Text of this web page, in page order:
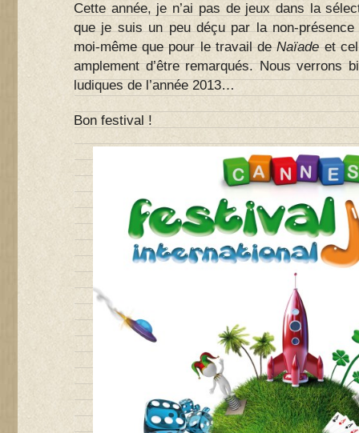
Cette année, je n’ai pas de jeux dans la
que je suis un peu déçu par la non-
moi-même que pour le travail deNaïadeet
amplement d’être remarqués. Nous verrons
ludiques de l’année 2013…
Bon festival !